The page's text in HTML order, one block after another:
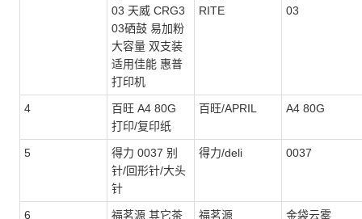
03 天威 CRG3
03硒鼓 易加粉
大容量 双支装
适用佳能 惠普
打印机
RITE
03
4
百旺 A4 80G
打印/复印纸
百旺/APRIL A4 80G
5
得力 0037 别
针/回形针/大头
针
得力/deli 0037
6
福茗源 其它茶
福茗源 金袋云雾